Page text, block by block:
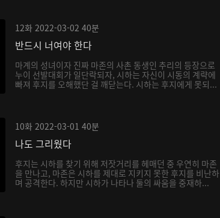
12화 2022-03-02 40분
반드시 너여야 한다
마계의 성녀이자 진짜 마존의 사촌 동생인 추리의 등장으로
누이 선발대회가 일단락되자, 시하는 자신이 시동의 계략에
빠져 후지를 오해했단 걸 깨닫는다. 시하는 후지에게 못되...
10화 2022-03-01 40분
나도 그리웠다
후지는 시하를 찾기 위해 저잣거리를 헤매던 중 우연히 마존
을 만나고, 마존은 시하를 제대로 지키지 못한 후지를 비난하
며 공격한다. 하지만 시하가 나타나 둘의 싸움을 중재하...